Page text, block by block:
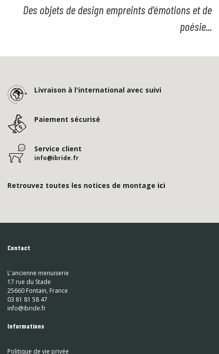
Des objets de design empreints d'émotions et de
poésie...
Livraison à l'international avec suivi
Paiement sécurisé
Service client
info@ibride.fr
Retrouvez toutes les notices de montage ici
Contact
L'ancienne menuiserie
17 rue du Stade
25660 Fontain, France
03 81 81 58 47
info@ibride.fr
Informations
Politique de vie privée